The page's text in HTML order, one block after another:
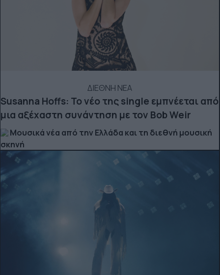
ΔΙΕΘΝΗ ΝΕΑ
Susanna Hoffs: Το νέο της single εμπνέεται από
μια αξέχαστη συνάντηση με τον Bob Weir
Μουσικά νέα από την Ελλάδα και τη διεθνή μουσική
σκηνή